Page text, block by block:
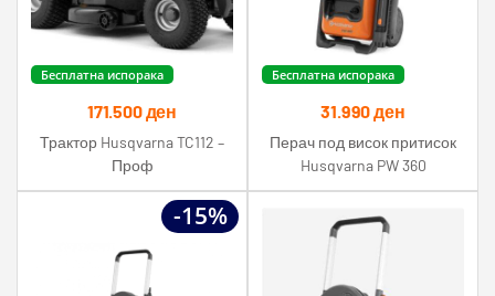
Бесплатна испорака
171.500ден
Трактор Husqvarna TC112 –
Проф
Бесплатна испорака
31.990ден
Перач под висок притисок
Husqvarna PW 360
-15%